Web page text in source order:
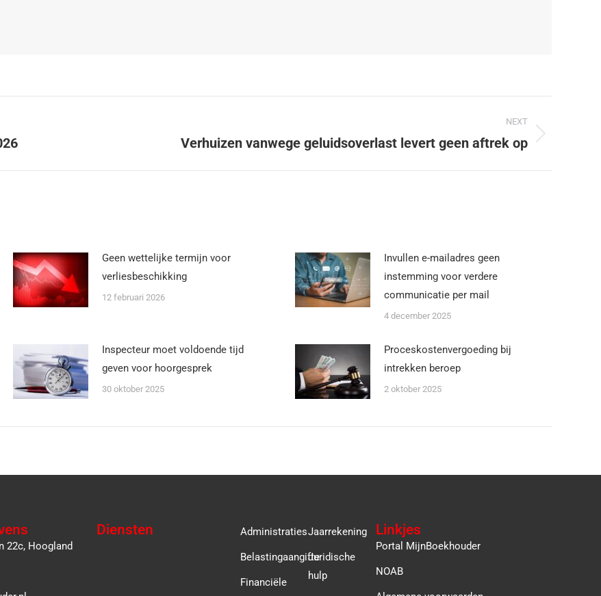
NEXT
Verhuizen vanwege geluidsoverlast levert geen aftrek op
Geen wettelijke termijn voor
verliesbeschikking
12 februari 2026
Invullen e-mailadres geen
instemming voor verdere
communicatie per mail
4 december 2025
Inspecteur moet voldoende tijd
geven voor hoorgesprek
30 oktober 2025
Proceskostenvergoeding bij
intrekken beroep
2 oktober 2025
22c, Hoogland
Diensten Administraties
Belastingaangifte
Financiële
Jaarrekening
Juridische
hulp
Linkjes
Portal MijnBoekhouder
NOAB